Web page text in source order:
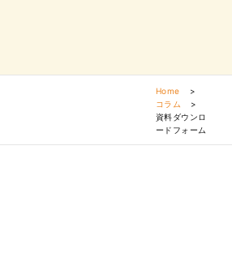
Home
>
コラム
>
資料ダウンロ
ードフォーム